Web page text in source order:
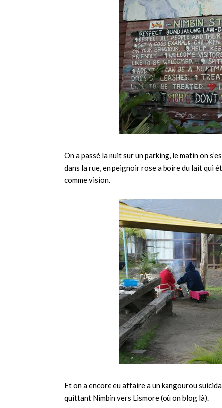
On a passé la nuit sur un parking, le matin on
dans la rue, en peignoir rose a boire du lait qui
comme vision.
Et on a encore eu affaire a un kangourou
quittant Nimbin vers Lismore (où on blog là).